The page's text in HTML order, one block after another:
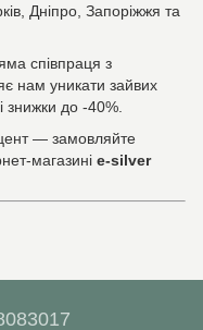
Дніпро, Запоріжжя та
співпраця з
нам уникати зайвих
знижки до -40%.
— замовляйте
магазині e-silver